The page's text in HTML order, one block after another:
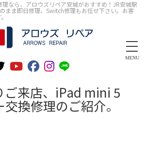
なら、アロウズリペア安城がおすすめ！JR安城駅
まま即日修理、Switch修理もお任せ下さい。お客
MENU
ご来店、iPad mini 5
換修理のご紹介。